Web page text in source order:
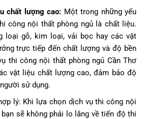
chất lượng cao: Một trong những yếu
công nội thất phòng ngủ là chất liệu.
loại gỗ, kim loại, vải bọc hay các vật
trực tiếp đến chất lượng và độ bền
thi công nội thất phòng ngủ Cần Thơ
vật liệu chất lượng cao, đảm bảo độ
sử dụng.
lý: Khi lựa chọn dịch vụ thi công nội
sẽ không phải lo lắng về tiến độ thi